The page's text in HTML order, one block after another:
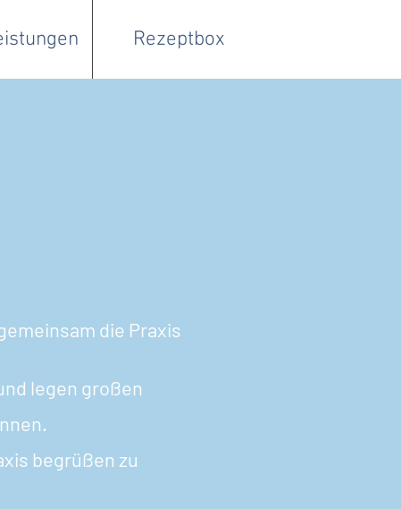
Rezeptbox
die Praxis
legen großen
begrüßen zu